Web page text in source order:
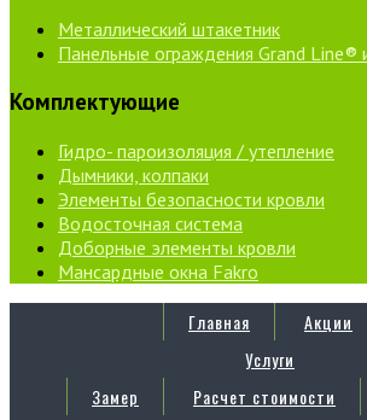
Металлический штакетник
Панельные ограждения Grand Line®
Комплектующие
Гидро- пароизоляция / утепление
Дымники, колпаки
Элементы безопасности кровли
Водосточная система
Доборные элементы кровли
Мансардные окна Fakro
Главная
Акции
Услуги
Замер
Расчет стоимости